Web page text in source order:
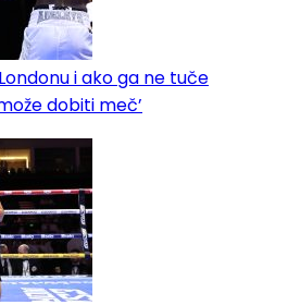
i ako ga ne tuče
dobiti meč’